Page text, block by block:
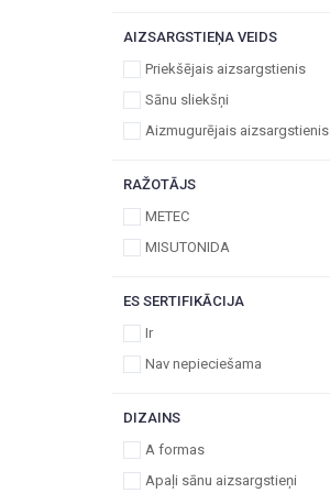
AIZSARGSTIEŅA VEIDS
Priekšējais aizsargstienis
Sānu sliekšņi
Aizmugurējais aizsargstienis
RAŽOTĀJS
METEC
MISUTONIDA
ES SERTIFIKĀCIJA
Ir
Nav nepieciešama
DIZAINS
A formas
Apaļi sānu aizsargstieņi